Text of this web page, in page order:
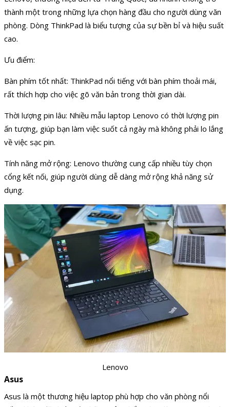
thành một trong những lựa chọn hàng đầu cho người dùng văn
phòng. Dòng ThinkPad là biểu tượng của sự bền bỉ và hiệu suất
cao.
Ưu điểm:
Bàn phím tốt nhất: ThinkPad nổi tiếng với bàn phím thoải mái,
rất thích hợp cho việc gõ văn bản trong thời gian dài.
Thời lượng pin lâu: Nhiều mẫu laptop Lenovo có thời lượng pin
ấn tượng, giúp bạn làm việc suốt cả ngày mà không phải lo lắng
về việc sạc pin.
Tính năng mở rộng: Lenovo thường cung cấp nhiều tùy chọn
cổng kết nối, giúp người dùng dễ dàng mở rộng khả năng sử
dụng.
Lenovo
Asus
Asus là một thương hiệu laptop phù hợp cho văn phòng nổi